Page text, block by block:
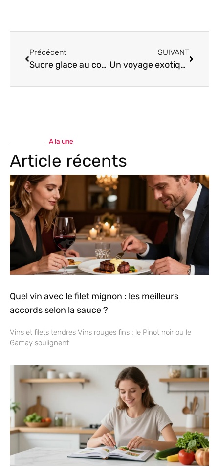
Précédent
Sucre glace au companion : secrets d’une poudre magique en cuisine
SUIVANT
Un voyage exotique gustatif : la bûche mangue passion qui éveille les sens
A la une
Article récents
Quel vin avec le filet mignon : les meilleurs
accords selon la sauce ?
Vins et filets tendres Vins rouges fins : le Pinot noir ou le
Gamay soulignent